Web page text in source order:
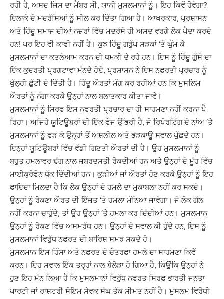
ਰਹੀ ਹੈ, ਅਸਦ ਜਿਸ ਦਾ ਮੈਂਬਰ ਸੀ, ਯਾਨੀ ਮੁਸਲਮਾਨਾਂ ਨੂੰ। ਇਹ ਕਿਵੇਂ ਹੋਵੇਗਾ?
ਇਲਾਕੇ ਦੇ ਮਦਰੱਸਿਆਂ ਨੂੰ ਸੀਲ ਕਰ ਦਿੱਤਾ ਗਿਆ ਹੈ। ਆਖਰਕਾਰ, ਪ੍ਰਸ਼ਾਸਨ
ਅਤੇ ਹਿੰਦੂ ਸਮਾਜ ਦੀਆਂ ਨਜ਼ਰਾਂ ਵਿੱਚ ਮਦਰੱਸੇ ਹੀ ਅਸਦ ਵਰਗੇ ਲੋਕ ਪੈਦਾ ਕਰਦੇ
ਹਨ! ਪਰ ਇਹ ਵੀ ਕਾਫੀ ਨਹੀਂ ਹੈ। ਕੁਝ ਹਿੰਦੂ ਗਰੁੱਪ ਸੜਕਾਂ ‘ਤੇ ਘੁੰਮ ਕੇ
ਮੁਸਲਮਾਨਾਂ ਦਾ ਕਤਲੇਆਮ ਕਰਨ ਦੀ ਧਮਕੀ ਦੇ ਰਹੇ ਹਨ। ਇਸ ਨੂੰ ਹਿੰਦੂ ਗੁੱਸੇ ਦਾ
ਇੱਕ ਕੁਦਰਤੀ ਪ੍ਰਗਟਾਵਾ ਮੰਨਦੇ ਹੋਏ, ਪ੍ਰਸ਼ਾਸਨ ਨੇ ਇਸ ਨਫਰਤੀ ਪ੍ਰਚਾਰ ਨੂੰ
ਖੁੱਲ੍ਹੀ ਛੁੱਟੀ ਦੇ ਦਿੱਤੀ ਹੈ। ਹਿੰਦੂ ਔਰਤਾਂ ਮੰਗ ਕਰ ਰਹੀਆਂ ਹਨ ਕਿ ਮੁਸਲਿਮ
ਔਰਤਾਂ ਨੂੰ ਨੰਗਾ ਕਰਕੇ ਉਨ੍ਹਾਂ ਨਾਲ ਬਲਾਤਕਾਰ ਕੀਤਾ ਜਾਵੇ।
ਮੁਸਲਮਾਨਾਂ ਨੂੰ ਸਿਰਫ ਇਸ ਨਫਰਤੀ ਪ੍ਰਚਾਰ ਦਾ ਹੀ ਸਾਹਮਣਾ ਨਹੀਂ ਕਰਨਾ ਪੈ
ਰਿਹਾ। ਅਜਿਹੇ ਯੂਟਿਊਬਰਾਂ ਦੀ ਇੱਕ ਫੌਜ ਉੱਭਰੀ ਹੈ, ਜੋ ਰਿਪੋਰਟਿੰਗ ਦੇ ਨਾਂਅ ‘ਤੇ
ਮੁਸਲਮਾਨਾਂ ਨੂੰ ਫੜ ਕੇ ਉਨ੍ਹਾਂ ਤੋਂ ਅਸ਼ਲੀਲ ਅਤੇ ਭੜਕਾਊ ਸਵਾਲ ਪੁੱਛਦੇ ਹਨ।
ਇਨ੍ਹਾਂ ਯੂਟਿਊਬਰਾਂ ਵਿੱਚ ਵੱਡੀ ਗਿਣਤੀ ਔਰਤਾਂ ਦੀ ਹੈ। ਉਹ ਮੁਸਲਮਾਨਾਂ ਨੂੰ
ਬਹੁਤ ਹਮਲਾਵਰ ਢੰਗ ਨਾਲ ਜ਼ਬਰਦਸਤੀ ਰੋਕਦੀਆਂ ਹਨ ਅਤੇ ਉਨ੍ਹਾਂ ਦੇ ਮੂੰਹ ਵਿੱਚ
ਮਾਈਕ੍ਰੋਫੋਨ ਧੱਕ ਦਿੰਦੀਆਂ ਹਨ। ਕੁੜੀਆਂ ਜਾਂ ਔਰਤਾਂ ਹੋਣ ਕਰਕੇ ਉਨ੍ਹਾਂ ਨੂੰ ਇਹ
ਫਾਇਦਾ ਮਿਲਦਾ ਹੈ ਕਿ ਲੋਕ ਉਨ੍ਹਾਂ ਦੇ ਹਮਲੇ ਦਾ ਮੁਕਾਬਲਾ ਨਹੀਂ ਕਰ ਸਕਦੇ।
ਉਨ੍ਹਾਂ ਨੂੰ ਰੋਕਣਾ ਔਰਤ ਦੀ ਇੱਜ਼ਤ ‘ਤੇ ਹਮਲਾ ਮੰਨਿਆ ਜਾਵੇਗਾ। ਜੇ ਲੋਕ ਗੱਲ
ਨਹੀਂ ਕਰਨਾ ਚਾਹੁੰਦੇ, ਤਾਂ ਉਹ ਉਨ੍ਹਾਂ ‘ਤੇ ਹਮਲਾ ਕਰ ਦਿੰਦੀਆਂ ਹਨ। ਮੁਸਲਮਾਨ
ਉਨ੍ਹਾਂ ਨੂੰ ਰੋਕਣ ਵਿੱਚ ਅਸਮਰੱਥ ਹਨ। ਉਨ੍ਹਾਂ ਦੇ ਸਵਾਲ ਕੀ ਹੁੰਦੇ ਹਨ, ਇਸ ਨੂੰ
ਮੁਸਲਮਾਨਾਂ ਵਿਰੁੱਧ ਨਫਰਤ ਦੀ ਬਾਰਿਸ਼ ਸਮਝ ਸਕਦੇ ਹੋ।
ਮੁਸਲਮਾਨ ਇਸ ਹਿੰਸਾ ਅਤੇ ਨਫਰਤ ਦੇ ਚੌਤਰਫਾ ਹਮਲੇ ਦਾ ਸਾਹਮਣਾ ਕਿਵੇਂ
ਕਰਨ। ਇਹ ਸਵਾਲ ਇੱਕ ਤਰ੍ਹਾਂ ਨਾਲ ਬੇਲੋੜਾ ਹੋ ਗਿਆ ਹੈ, ਕਿਉਂਕਿ ਉਨ੍ਹਾਂ ਨੇ
ਹੁਣ ਇਹ ਮੰਨ ਲਿਆ ਹੈ ਕਿ ਮੁਸਲਮਾਨਾਂ ਵਿਰੁੱਧ ਨਫਰਤ ਸਿਰਫ ਭਾਰਤੀ ਜਨਤਾ
ਪਾਰਟੀ ਜਾਂ ਰਾਸ਼ਟਰੀ ਸੋਇਮ ਸੇਵਕ ਸੰਘ ਤੱਕ ਸੀਮਤ ਨਹੀਂ ਹੈ। ਮੁਸਲਮ ਵਿਰੋਧੀ